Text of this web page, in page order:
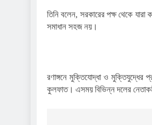
তিনি বলেন, সরকারের পক্ষ থেকে
সমাধান সহজ নয়।
রণাঙ্গনে মুক্তিযোদ্ধা ও
কুলফাত। এসময় বিভিন্ন দলের